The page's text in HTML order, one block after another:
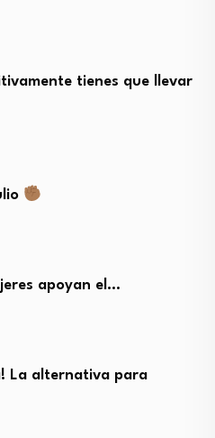
tienes que llevar
apoyan el…
La alternativa para